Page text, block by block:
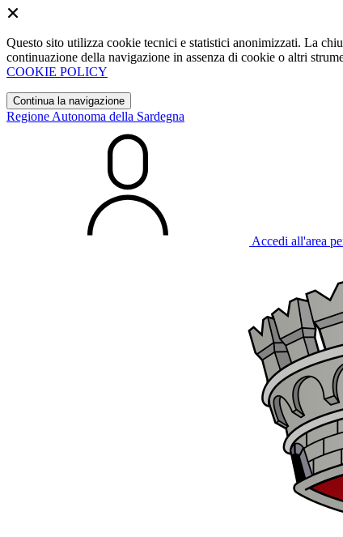
Questo sito utilizza cookie tecnici e statistici anonimizzati. La
continuazione della navigazione in assenza di cookie o altri
COOKIE POLICY
Continua la navigazione
Regione Autonoma della Sardegna
Accedi all'area